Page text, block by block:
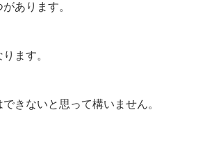
あります。
ます。
きないと思って構いません。